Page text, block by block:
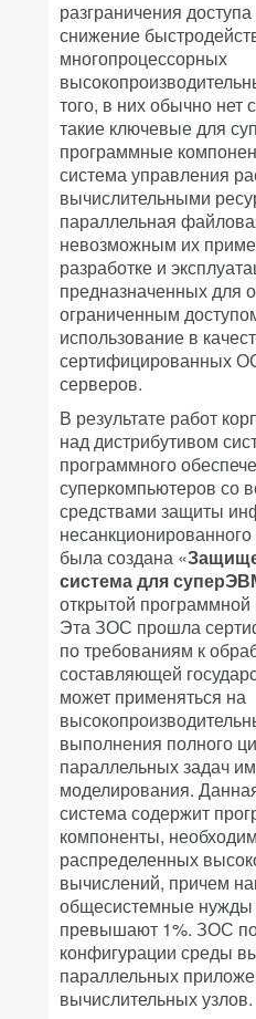
разграничения
снижение
многопроцессорных
того, в них обычно нет
такие ключевые для
программные
система управления
вычислительными
параллельная
невозможным их
разработке и
предназначенных для
ограниченным
использование в
сертифицированных
серверов.
В результате работ
над дистрибутивом
программного
суперкомпьютеров со
средствами защиты
была создана «
система для
открытой
Эта ЗОС прошла
по требованиям к
составляющей
может применяться на
выполнения полного
параллельных задач
моделирования.
система содержит
компоненты,
распределенных
вычислений, причем
общесистемные нужды
превышают 1%. ЗОС
конфигурации среды
параллельных
вычислительных узлов.